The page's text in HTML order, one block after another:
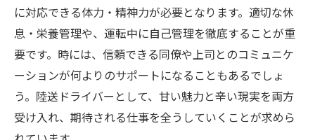
に対応できる体力・精神力が必要となります。適切な休
息・栄養管理や、運転中に自己管理を徹底することが重
要です。時には、信頼できる同僚や上司とのコミュニケ
ーションが何よりのサポートになることもあるでしょ
う。陸送ドライバーとして、甘い魅力と辛い現実を両方
受け入れ、期待される仕事を全うしていくことが求めら